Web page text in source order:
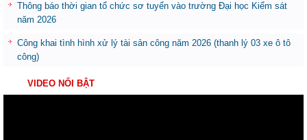
Thông báo thời gian tổ chức sơ tuyển vào trường Đại học Kiểm sát
năm 2026
Công khai tình hình xử lý tài sản công năm 2026 (thanh lý 03 xe ô tô
công)
VIDEO NỔI BẬT